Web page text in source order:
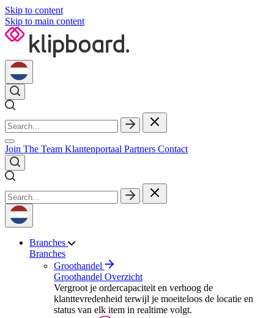
Skip to content
Skip to main content
Join The Team Klantenportaal Partners Contact
Branches
Branches
Groothandel
Groothandel Overzicht
Vergroot je ordercapaciteit en verhoog de
klanttevredenheid terwijl je moeiteloos de locatie en
status van elk item in realtime volgt.